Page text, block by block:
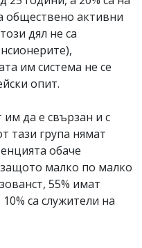
обществено активни
дял не са
им система не се
опит.
да е свързан и с
тази група нямат
обаче
малко по малко
55% имат
са служители на